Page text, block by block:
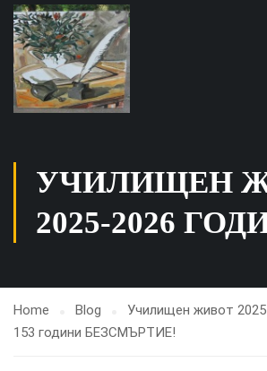
УЧИЛИЩЕН
2025-2026
Home Blog
Училищен живот
153 години БЕЗСМЪРТИЕ!